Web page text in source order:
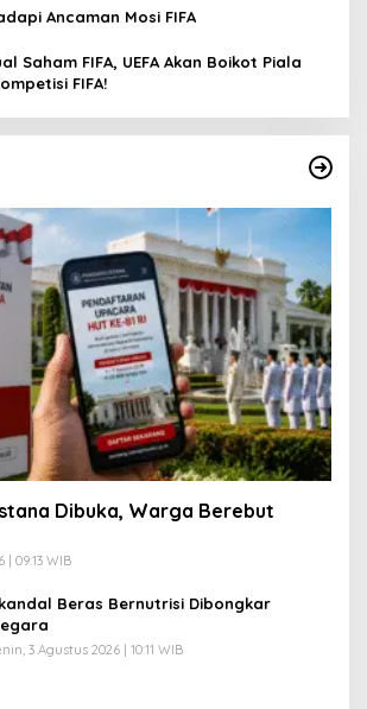
Ancaman Mosi FIFA
Saham FIFA, UEFA Akan Boikot Piala
FIFA!
Dibuka, Warga Berebut
09:13 WIB
Beras Bernutrisi Dibongkar
3 Agustus 2026 | 10:11 WIB